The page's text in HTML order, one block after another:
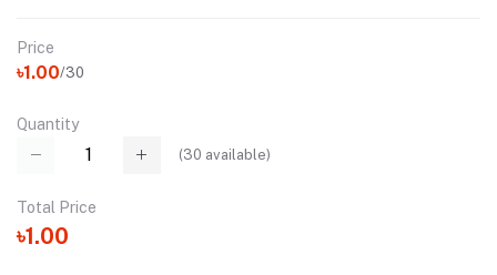
Price
৳1.00/30
Quantity
(30 available)
Total Price
৳1.00